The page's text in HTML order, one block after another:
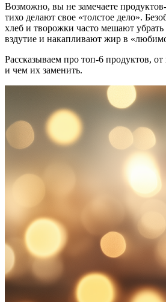
Возможно, вы не замечаете
тихо делают свое «толстое дело».
хлеб и творожки часто мешают
вздутие и накапливают жир в
Рассказываем про топ-6 продуктов,
и чем их заменить.